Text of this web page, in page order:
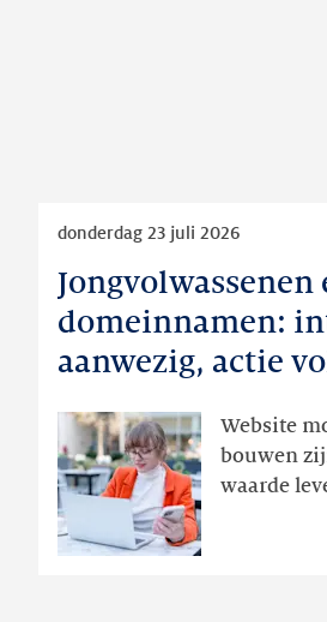
Jongvolwassenen
domeinnamen:
aanwezig, actie
donderdag 23 juli 2026
Website
bouwen
waarde
Jongvolwassenen
domeinnamen:
interesse
volgt
later